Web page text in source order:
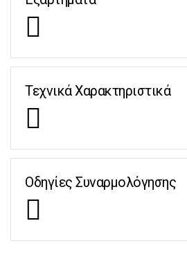
Τεχνικά Χαρακτηριστικά
Οδηγίες Συναρμολόγησης